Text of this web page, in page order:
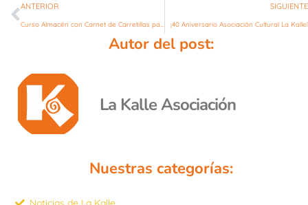
ANTERIOR
Curso Almacén con Carnet de Carretillas para mujeres
SIGUIENTE
¡40 Aniversario Asociación Cultural La Kalle!
Autor del post:
La Kalle Asociación
Nuestras categorías: